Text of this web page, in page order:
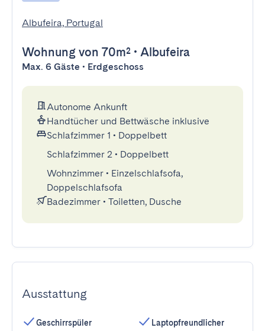
Albufeira, Portugal
Wohnung von 70m² • Albufeira
Max. 6 Gäste • Erdgeschoss
Autonome Ankunft
Handtücher und Bettwäsche inklusive
Schlafzimmer 1 • Doppelbett
Schlafzimmer 2 • Doppelbett
Wohnzimmer • Einzelschlafsofa,
Doppelschlafsofa
Badezimmer • Toiletten, Dusche
Ausstattung
Geschirrspüler
Laptopfreundlicher